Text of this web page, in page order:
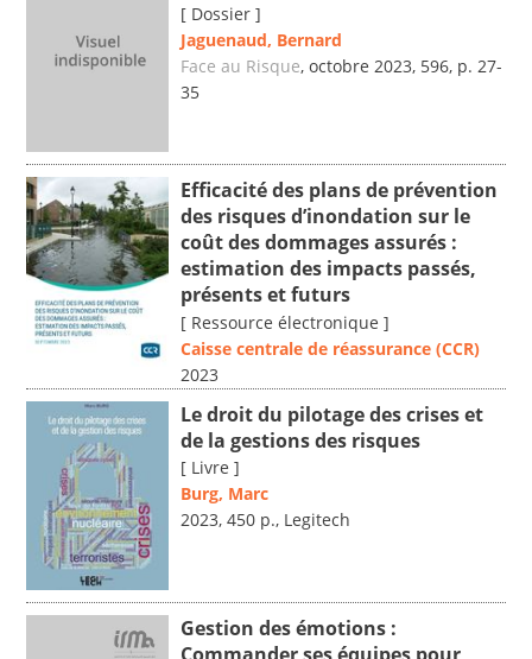
[ Dossier ]
Jaguenaud, Bernard
Face au Risque, octobre 2023, 596, p. 27-
35
Efficacité des plans de prévention
des risques d’inondation sur le
coût des dommages assurés :
estimation des impacts passés,
présents et futurs
[ Ressource électronique ]
Caisse centrale de réassurance (CCR)
2023
Le droit du pilotage des crises et
de la gestions des risques
[ Livre ]
Burg, Marc
2023, 450 p., Legitech
Gestion des émotions :